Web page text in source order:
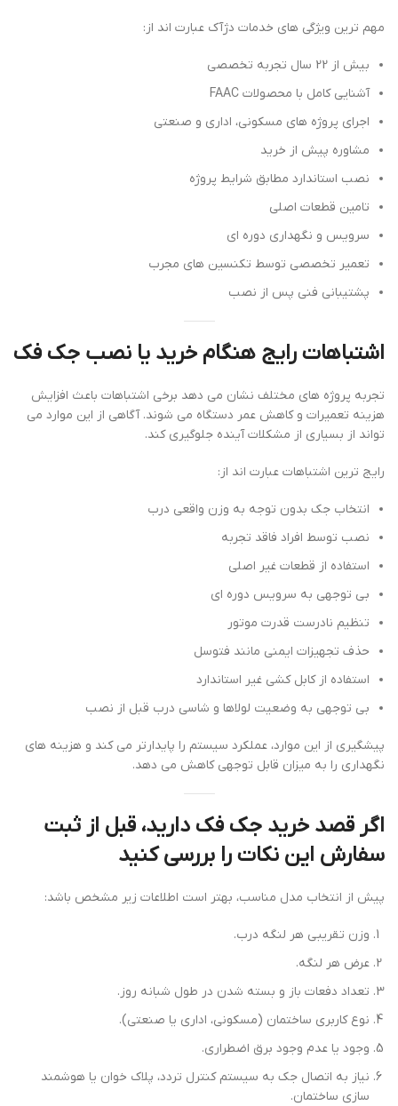
مهم ترین ویژگی های خدمات دژآک عبارت اند از:
بیش از 22 سال تجربه تخصصی
آشنایی کامل با محصولات FAAC
اجرای پروژه های مسکونی، اداری و صنعتی
مشاوره پیش از خرید
نصب استاندارد مطابق شرایط پروژه
تامین قطعات اصلی
سرویس و نگهداری دوره ای
تعمیر تخصصی توسط تکنسین های مجرب
پشتیبانی فنی پس از نصب
اشتباهات رایج هنگام خرید یا نصب جک فک
تجربه پروژه های مختلف نشان می دهد برخی اشتباهات باعث افزایش
هزینه تعمیرات و کاهش عمر دستگاه می شوند. آگاهی از این موارد می
تواند از بسیاری از مشکلات آینده جلوگیری کند.
رایج ترین اشتباهات عبارت اند از:
انتخاب جک بدون توجه به وزن واقعی درب
نصب توسط افراد فاقد تجربه
استفاده از قطعات غیر اصلی
بی توجهی به سرویس دوره ای
تنظیم نادرست قدرت موتور
حذف تجهیزات ایمنی مانند فتوسل
استفاده از کابل کشی غیر استاندارد
بی توجهی به وضعیت لولاها و شاسی درب قبل از نصب
پیشگیری از این موارد، عملکرد سیستم را پایدارتر می کند و هزینه های
نگهداری را به میزان قابل توجهی کاهش می دهد.
اگر قصد خرید جک فک دارید، قبل از ثبت
سفارش این نکات را بررسی کنید
پیش از انتخاب مدل مناسب، بهتر است اطلاعات زیر مشخص باشد:
وزن تقریبی هر لنگه درب.
عرض هر لنگه.
تعداد دفعات باز و بسته شدن در طول شبانه روز.
نوع کاربری ساختمان (مسکونی، اداری یا صنعتی).
وجود یا عدم وجود برق اضطراری.
نیاز به اتصال جک به سیستم کنترل تردد، پلاک خوان یا هوشمند
سازی ساختمان.